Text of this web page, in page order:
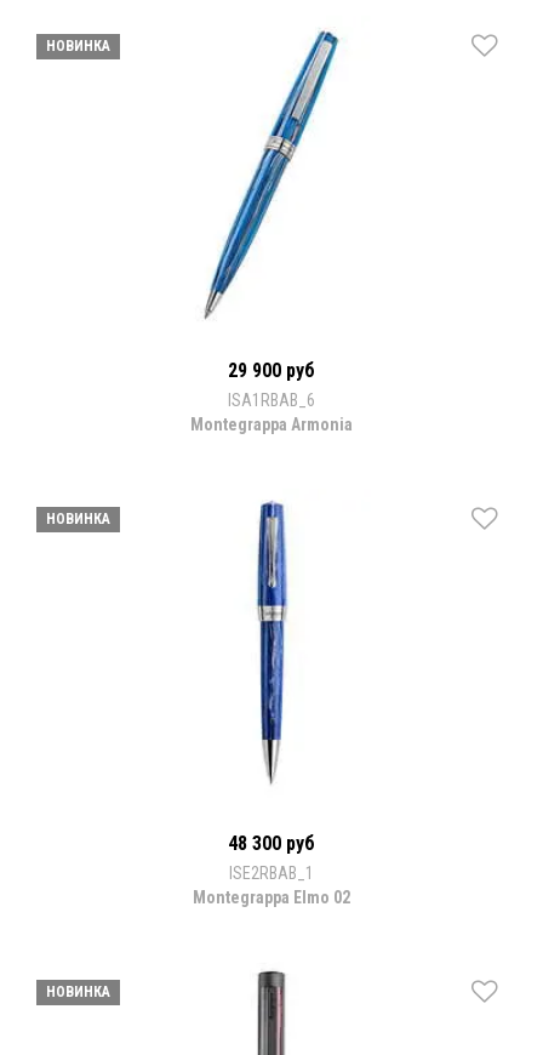
НОВИНКА
29 900 руб
ISA1RBAB_6
Montegrappa Armonia
НОВИНКА
48 300 руб
ISE2RBAB_1
Montegrappa Elmo 02
НОВИНКА